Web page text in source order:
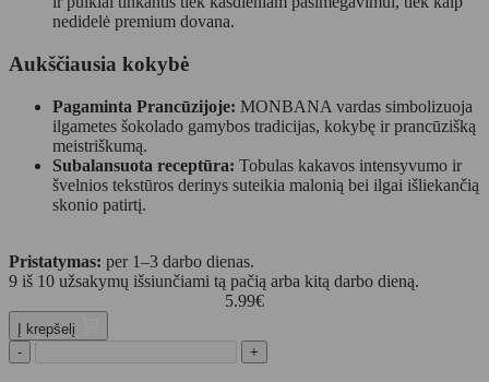
nedidelė premium dovana.
Aukščiausia kokybė
Pagaminta Prancūzijoje: MONBANA vardas simbolizuoja
ilgametes šokolado gamybos tradicijas, kokybę ir prancūzišką
meistriškumą.
Subalansuota receptūra: Tobulas kakavos intensyvumo ir
švelnios tekstūros derinys suteikia malonią bei ilgai išliekančią
skonio patirtį.
Pristatymas: per 1–3 darbo dienas.
9 iš 10 užsakymų išsiunčiami tą pačią arba kitą darbo dieną.
5.99€
Į krepšelį
-
+